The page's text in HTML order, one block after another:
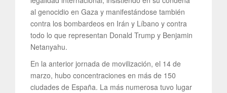
al genocidio en Gaza y manifestándose también
contra los bombardeos en Irán y Líbano y contra
todo lo que representan Donald Trump y Benjamin
Netanyahu.
En la anterior jornada de movilización, el 14 de
marzo, hubo concentraciones en más de 150
ciudades de España. La más numerosa tuvo lugar